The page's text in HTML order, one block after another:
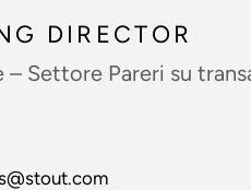
DIRECTOR
Settore Pareri su